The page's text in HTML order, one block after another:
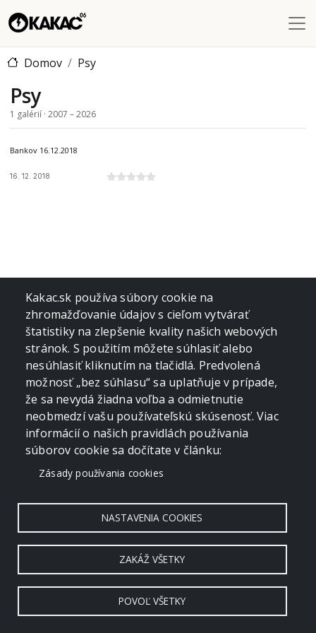
Domov Psy
Psy
1 galérií · 2007 – 2026
Bankov 16.12.2018
16. 12. 2018
Copyright © 2006 - 2026 by crevko
Kakac.sk používa súbory cookie na
zhromažďovanie údajov s cieľom vytvárať
štatistiky na zlepšenie kvality našich webových
stránok. S použitím môžete súhlasiť alebo
nesúhlasiť kliknutím na tlačidlá. Predvolená
možnosť „bez súhlasu“ sa uplatňuje v prípade,
že sa nevydá žiadna voľba a odmietnutie
neobmedzí vašu používateľskú skúsenosť. Viac
informácií o našich pravidlách používania
súborov cookie sa dočítate v článku:
Zásady používania cookies
NASTAVENIA COOKIES
ZAKÁŽ VŠETKY
POVOĽ VŠETKY